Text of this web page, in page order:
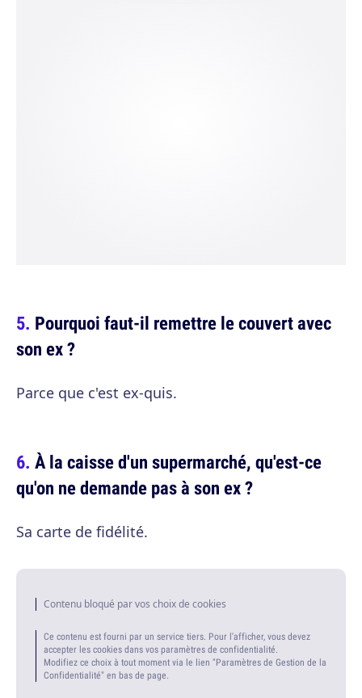
Pourquoi faut-il remettre le couvert avec
son ex ?
Parce que c'est ex-quis.
À la caisse d'un supermarché, qu'est-ce
qu'on ne demande pas à son ex ?
Sa carte de fidélité.
Contenu bloqué par vos choix de cookies
Ce contenu est fourni par un service tiers. Pour l'afficher, vous devez
accepter les cookies dans vos paramètres de confidentialité.
Modifiez ce choix à tout moment via le lien "Paramètres de Gestion de la
Confidentialité" en bas de page.